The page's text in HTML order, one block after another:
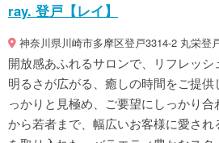
ray. 登戸【レイ】
神奈川県川崎市多摩区登戸3314-2 丸栄登
開放感あふれるサロンで、リフレッ
明るさが広がる、癒しの時間をご提
っかりと見極め、ご要望にしっかり
から若者まで、幅広いお客様に愛さ